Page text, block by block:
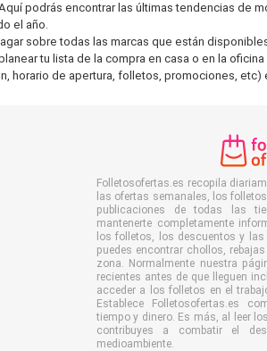
podrás encontrar las últimas tendencias de
el año.
sobre todas las marcas que están
tu lista de la compra en casa o en la
horario de apertura, folletos, promociones,
Folletosofertas.es recopila
las ofertas semanales, los
publicaciones de todas las
mantenerte completamente
los folletos, los descuentos y
puedes encontrar chollos,
zona. Normalmente nuestra
recientes antes de que lleguen
acceder a los folletos en el
Establece Folletosofertas.es
tiempo y dinero. Es más, al leer
contribuyes a combatir el
medioambiente.